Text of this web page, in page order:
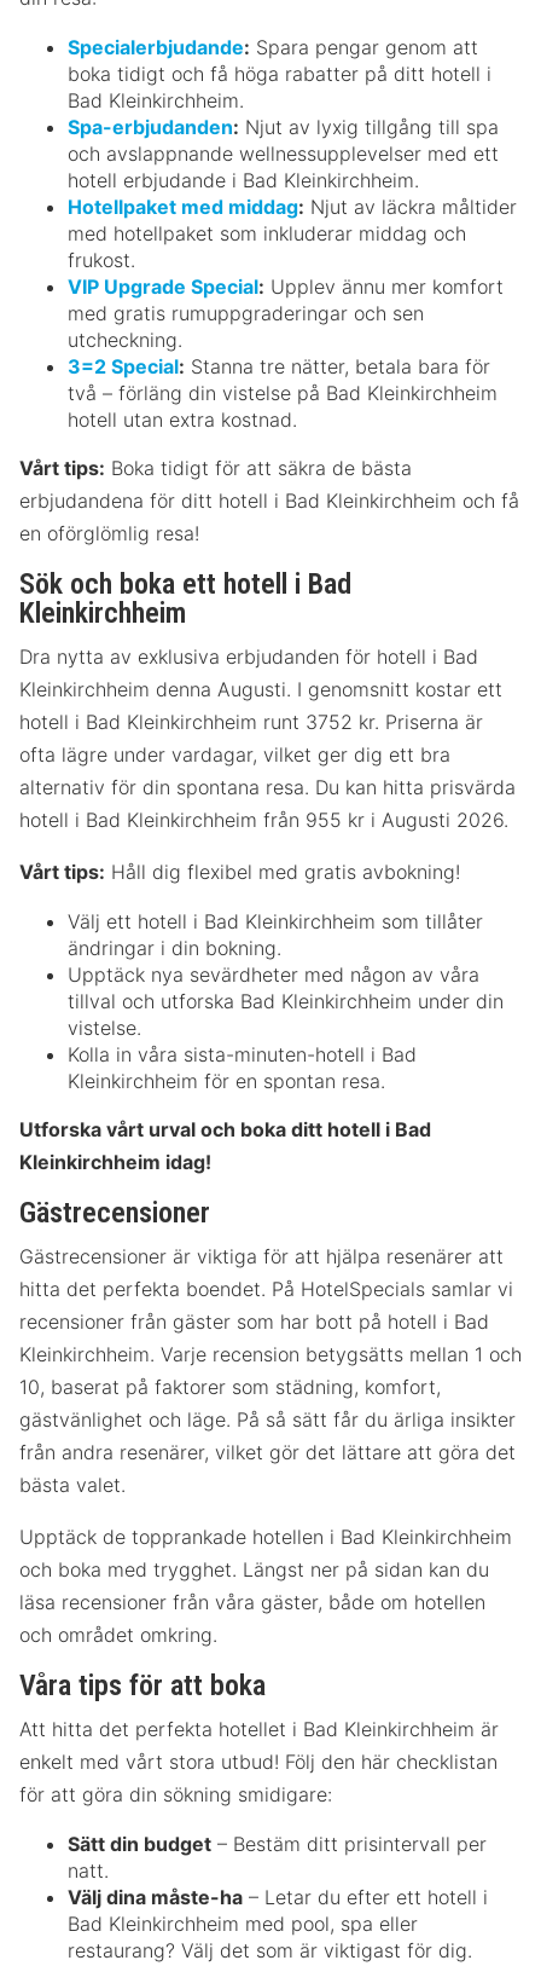
Specialerbjudande: Spara pengar genom att
boka tidigt och få höga rabatter på ditt hotell i
Bad Kleinkirchheim.
Spa-erbjudanden: Njut av lyxig tillgång till spa
och avslappnande wellnessupplevelser med ett
hotell erbjudande i Bad Kleinkirchheim.
Hotellpaket med middag: Njut av läckra måltider
med hotellpaket som inkluderar middag och
frukost.
VIP Upgrade Special: Upplev ännu mer komfort
med gratis rumuppgraderingar och sen
utcheckning.
3=2 Special: Stanna tre nätter, betala bara för
två – förläng din vistelse på Bad Kleinkirchheim
hotell utan extra kostnad.
Vårt tips: Boka tidigt för att säkra de bästa
erbjudandena för ditt hotell i Bad Kleinkirchheim och få
en oförglömlig resa!
Sök och boka ett hotell i Bad
Kleinkirchheim
Dra nytta av exklusiva erbjudanden för hotell i Bad
Kleinkirchheim denna Augusti. I genomsnitt kostar ett
hotell i Bad Kleinkirchheim runt 3752 kr. Priserna är
ofta lägre under vardagar, vilket ger dig ett bra
alternativ för din spontana resa. Du kan hitta prisvärda
hotell i Bad Kleinkirchheim från 955 kr i Augusti 2026.
Vårt tips: Håll dig flexibel med gratis avbokning!
Välj ett hotell i Bad Kleinkirchheim som tillåter
ändringar i din bokning.
Upptäck nya sevärdheter med någon av våra
tillval och utforska Bad Kleinkirchheim under din
vistelse.
Kolla in våra sista-minuten-hotell i Bad
Kleinkirchheim för en spontan resa.
Utforska vårt urval och boka ditt hotell i Bad
Kleinkirchheim idag!
Gästrecensioner
Gästrecensioner är viktiga för att hjälpa resenärer att
hitta det perfekta boendet. På HotelSpecials samlar vi
recensioner från gäster som har bott på hotell i Bad
Kleinkirchheim. Varje recension betygsätts mellan 1 och
10, baserat på faktorer som städning, komfort,
gästvänlighet och läge. På så sätt får du ärliga insikter
från andra resenärer, vilket gör det lättare att göra det
bästa valet.
Upptäck de topprankade hotellen i Bad Kleinkirchheim
och boka med trygghet. Längst ner på sidan kan du
läsa recensioner från våra gäster, både om hotellen
och området omkring.
Våra tips för att boka
Att hitta det perfekta hotellet i Bad Kleinkirchheim är
enkelt med vårt stora utbud! Följ den här checklistan
för att göra din sökning smidigare:
Sätt din budget – Bestäm ditt prisintervall per
natt.
Välj dina måste-ha – Letar du efter ett hotell i
Bad Kleinkirchheim med pool, spa eller
restaurang? Välj det som är viktigast för dig.